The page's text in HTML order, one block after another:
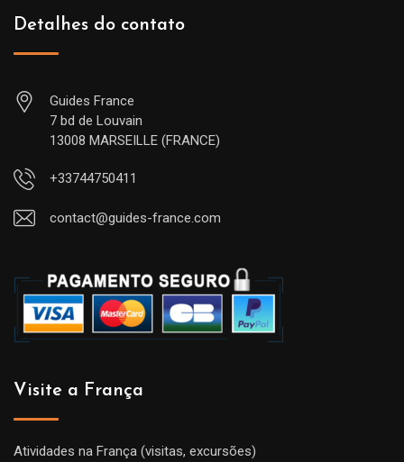
Detalhes do contato
Guides France
7 bd de Louvain
13008 MARSEILLE (FRANCE)
+33744750411
contact@guides-france.com
Visite a França
Atividades na França (visitas, excursões)